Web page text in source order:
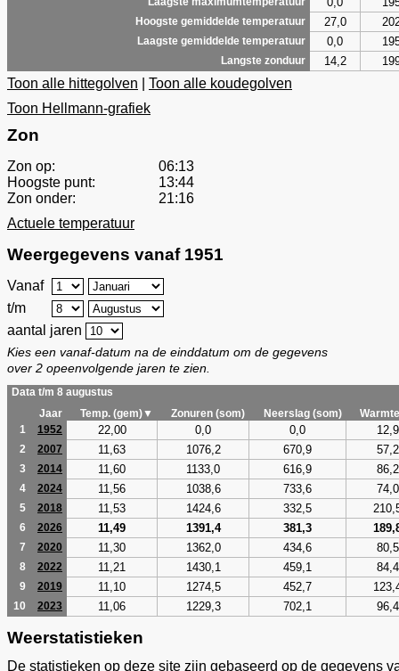
Hoogste gemiddelde temperatuur 27,0
Laagste gemiddelde temperatuur 0,0
Langste zonduur 14,2
Toon alle hittegolven
Toon alle koudegolven
Toon Hellmann-grafiek
Zon
Zon op:
06:13
Hoogste punt:
13:44
Zon onder:
21:16
Actuele temperatuur
Weergegevens vanaf 1951
Vanaf
t/m
aantal jaren
Kies een vanaf-datum na de einddatum om de gegevens
over 2 opeenvolgende jaren te zien.
Data t/m 8 augustus
Jaar
Temp. (gem)▼ Zonuren (som) Neerslag (som)
1
1952 22,00 0,0 0,0 12,9
2 2007 11,63 1076,2 670,9 57,2
3 2014 11,60 1133,0 616,9 86,2
4 2024 11,56 1038,6 733,6 74,0
5 2018 11,53 1424,6 332,5
6 2026 11,49 1391,4 381,3
7 2020 11,30 1362,0 434,6 80,5
8 2022 11,21 1430,1 459,1 84,4
9 2019 11,10 1274,5 452,7
10 2023 11,06 1229,3 702,1 96,4
Weerstatistieken
De statistieken op deze site zijn gebaseerd op de gegevens